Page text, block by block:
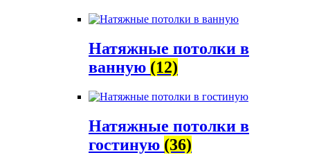
Натяжные потолки в
ванную (12)
Натяжные потолки в
гостиную (36)